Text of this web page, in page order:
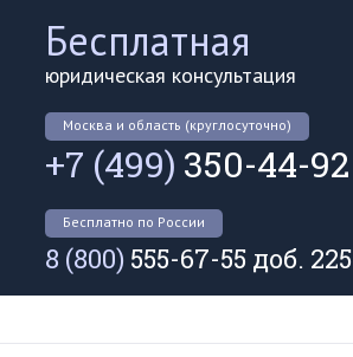
Бесплатная
юридическая консультация
Москва и область (круглосуточно)
+7 (499) 350-44-92
Бесплатно по России
8 (800) 555-67-55 доб. 225